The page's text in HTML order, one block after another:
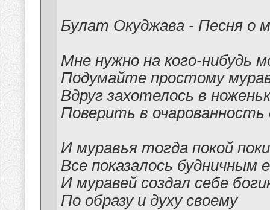
Булат Окуджава - Песня о
Мне нужно на кого-нибудь
Подумайте простому
Вдруг захотелось в
Поверить в очарованность
И муравья тогда покой
Все показалось будничным
И муравей создал себе
По образу и духу своему